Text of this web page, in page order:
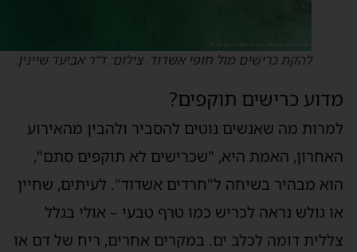
להקת כרישים מול חופי אשדוד. צילום: ד"ר אביעד שיינין.
כרישים תוקפים?
מה שאנשים נוטים להסביר ולהבין מהאירוע
האמת היא, "שכרישים לא תוקפים סתם",
מבהיר בשיחה ל"חרדים אשדוד". לעיתים, שחיין
גולש נראה לכריש כמו טרף טבעי – אולי בגלל
דומה לכלב ים. במקרים אחרים, ריח של דם או